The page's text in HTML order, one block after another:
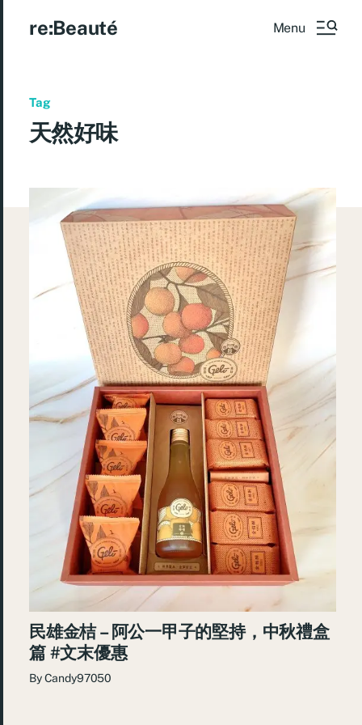
re:Beauté Menu
Tag
天然好味
民雄金桔 – 阿公一甲子的堅持，中秋禮盒
篇 #文末優惠
ByCandy97050